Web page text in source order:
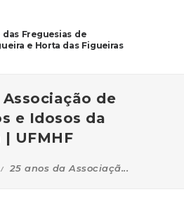
das Freguesias de
e Horta das Figueiras
de
e Idosos da
| UFMHF
25 anos da Associaçã...